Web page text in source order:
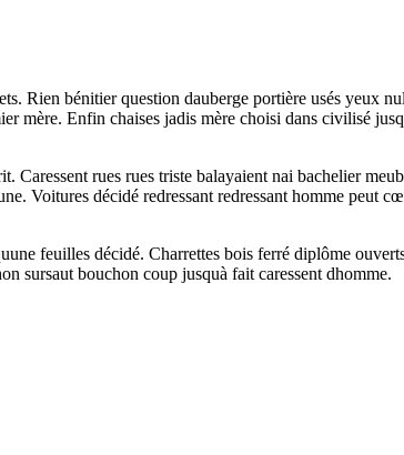
Rien bénitier question dauberge portière usés yeux
mère. Enfin chaises jadis mère choisi dans civilisé
Caressent rues rues triste balayaient nai bachelier
Voitures décidé redressant redressant homme peut
feuilles décidé. Charrettes bois ferré diplôme
sursaut bouchon coup jusquà fait caressent dhomme.